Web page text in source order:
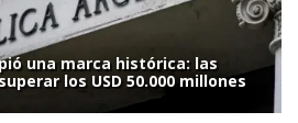
una marca histórica: las
los USD 50.000 millones